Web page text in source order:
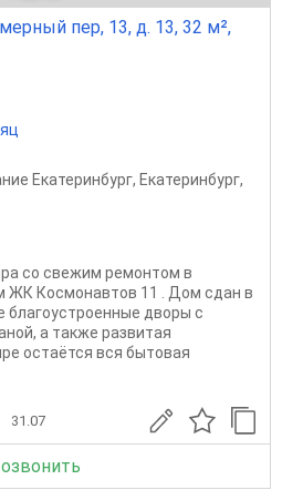
пер, 13, д. 13, 32 м²,
Екатеринбург, Екатеринбург,
со свежим ремонтом в
ЖК Космонавтов 11 . Дом сдан в
благоустроенные дворы с
а также развитая
остаётся вся бытовая
31.07